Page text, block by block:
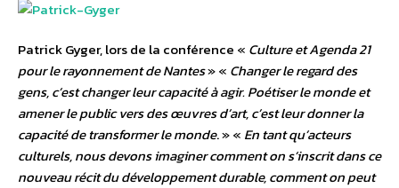
Patrick Gyger, lors de la conférence « Culture et Agenda 21
pour le rayonnement de Nantes» « Changer le regard des
gens, c’est changer leur capacité à agir. Poétiser le monde et
amener le public vers des œuvres d’art, c’est leur donner la
capacité de transformer le monde. » « En tant qu’acteurs
culturels, nous devons imaginer comment on s’inscrit dans ce
nouveau récit du développement durable, comment on peut